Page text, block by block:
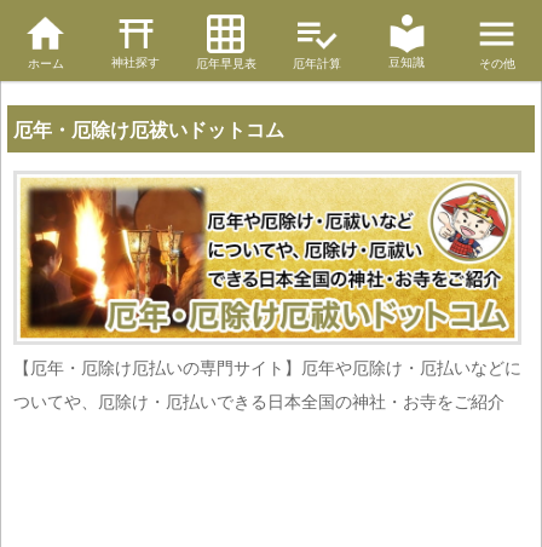
ホーム 神社探す 厄年早見表 厄年計算 豆知識 その他
厄年・厄除け厄祓いドットコム
【厄年・厄除け厄払いの専門サイト】厄年や厄除け・厄払いなどに
ついてや、厄除け・厄払いできる日本全国の神社・お寺をご紹介